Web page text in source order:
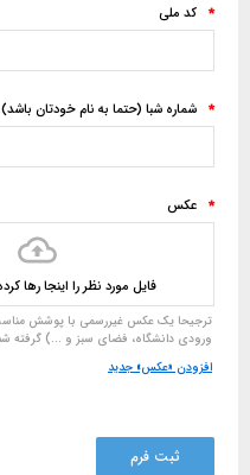
* کد ملی
* شماره شبا (حتما به نام خودتان باشد)
* عکس
فایل مورد نظر را اینجا رها
ترجیحا یک عکس غیررسمی با پوشش
ورودی دانشگاه، فضای سبز و ...) گرفته
افزودن «عکس» جدید
ثبت فرم